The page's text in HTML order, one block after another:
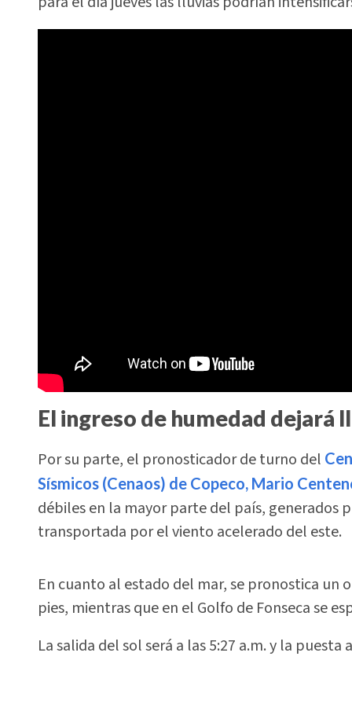
El ingreso de humedad dejará
Por su parte, el pronosticador de turno del
Sísmicos (Cenaos) de Copeco, Mario
débiles en la mayor parte del país, generados
transportada por el viento acelerado del este.
En cuanto al estado del mar, se pronostica un
pies, mientras que en el Golfo de Fonseca se
La salida del sol será a las 5:27 a.m. y la puesta